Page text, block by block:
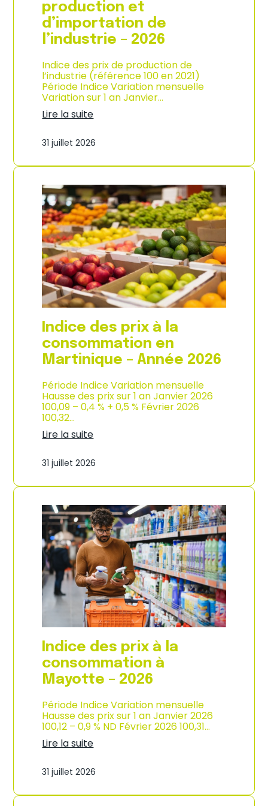
s
o
m
m
a
i
o
n
e
n
G
a
e
o
u
p
e
–
A
n
n
é
e
2
0
2
6
production et
d’importation de
l’industrie – 2026
Indice des prix de production de
l’industrie (référence 100 en 2021)
Période Indice Variation mensuelle
Variation sur 1 an Janvier…
Lire la suite
n
i
e
d
e
s
p
r
i
x
d
e
p
r
o
d
u
c
t
o
n
e
’
m
p
r
t
a
t
i
o
n
d
e
l
’
i
n
d
u
s
t
r
i
–
2
0
6
31 juillet 2026
Indice des prix à la
consommation en
Martinique – Année 2026
Période Indice Variation mensuelle
Hausse des prix sur 1 an Janvier 2026
100,09 – 0,4 % + 0,5 % Février 2026
100,32…
Lire la suite
n
i
e
d
e
s
r
i
x
à
l
a
c
o
n
s
o
m
a
t
i
n
n
M
31 juillet 2026
Indice des prix à la
consommation à
Mayotte – 2026
Période Indice Variation mensuelle
Hausse des prix sur 1 an Janvier 2026
100,12 – 0,9 % ND Février 2026 100,31…
Lire la suite
n
i
31 juillet 2026